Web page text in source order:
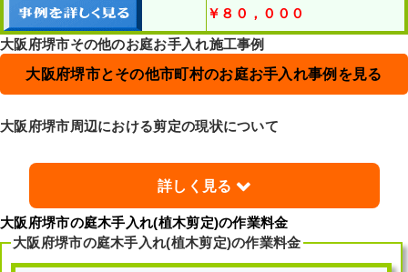
￥８０，０００
大阪府堺市その他のお庭お手入れ施工事例
大阪府堺市とその他市町村のお庭お手入れ事例を見る
大阪府堺市周辺における剪定の現状について
詳しく見る
庭にはそのお家の生活ぶりが表れるとよくいわれます。
堺市の街を歩いていて、綺麗な植木や庭木に包まれ剪定
大阪府堺市の庭木手入れ(植木剪定)の作業料金
大阪府堺市の庭木手入れ(植木剪定)の作業料金